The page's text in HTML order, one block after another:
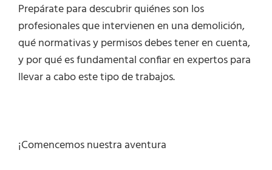
Prepárate para descubrir quiénes son los
profesionales que intervienen en una demolición,
qué normativas y permisos debes tener en cuenta,
y por qué es fundamental confiar en expertos para
llevar a cabo este tipo de trabajos.
¡Comencemos nuestra aventura